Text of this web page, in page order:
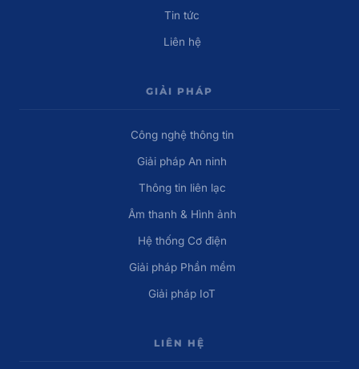
Tin tức
Liên hệ
GIẢI PHÁP
Công nghệ thông tin
Giải pháp An ninh
Thông tin liên lạc
Âm thanh & Hình ảnh
Hệ thống Cơ điện
Giải pháp Phần mềm
Giải pháp IoT
LIÊN HỆ